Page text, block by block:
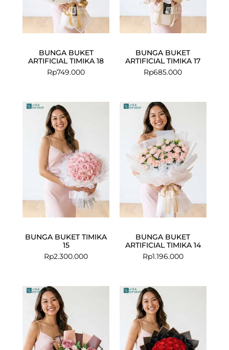
BUNGA BUKET
ARTIFICIAL TIMIKA 18
Rp749.000
BUNGA BUKET
ARTIFICIAL TIMIKA 17
Rp685.000
BUNGA BUKET TIMIKA
15
Rp2.300.000
BUNGA BUKET
ARTIFICIAL TIMIKA 14
Rp1.196.000